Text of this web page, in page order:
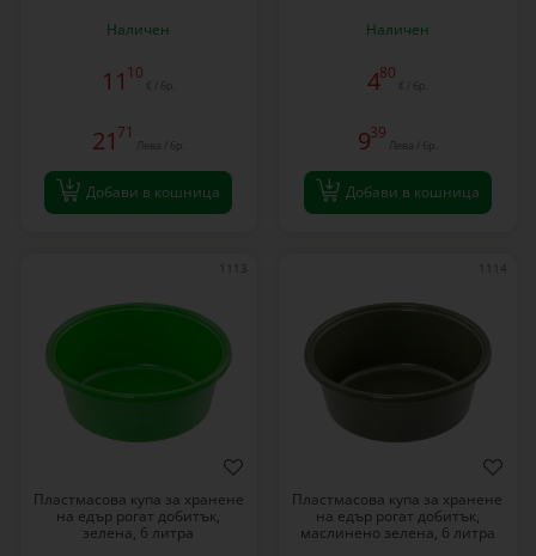
Наличен
11 10
€ / бр.
21 71
Лева / бр.
Добави в кошница
Наличен
480
€ / бр.
939
Лева / бр.
Добави в кошница
1113
Пластмасова купа за хранене
на едър рогат добитък,
зелена, 6 литра
1114
Пластмасова купа за хранене
на едър рогат добитък,
маслинено зелена, 6 литра